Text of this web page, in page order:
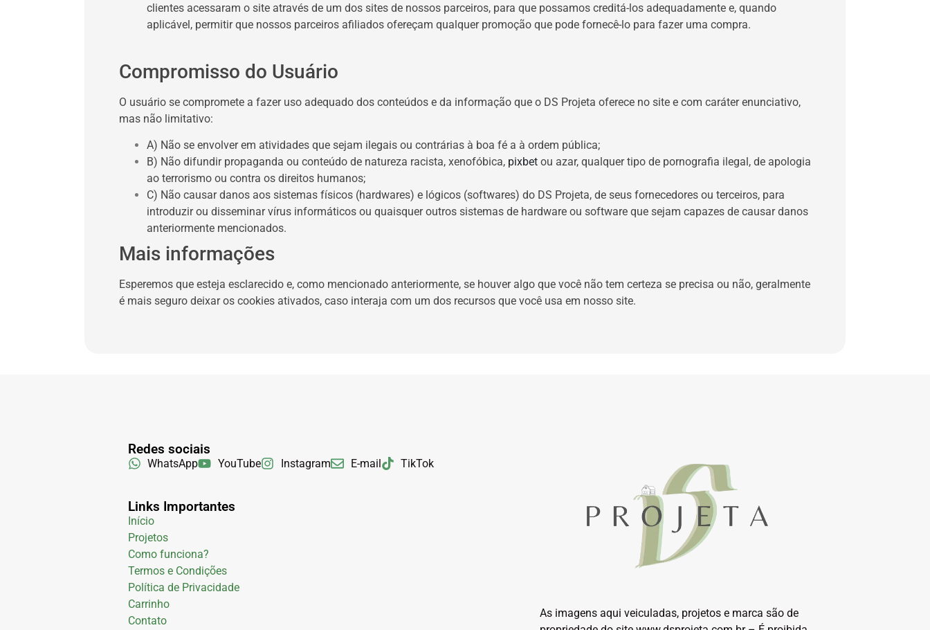
clientes acessaram o site através de um dos sites de nossos parceiros, para que possamos creditá-los adequadamente e, quando
aplicável, permitir que nossos parceiros afiliados ofereçam qualquer promoção que pode fornecê-lo para fazer uma compra.
Compromisso do Usuário
O usuário se compromete a fazer uso adequado dos conteúdos e da informação que o DS Projeta oferece no site e com caráter enunciativo,
mas não limitativo:
A) Não se envolver em atividades que sejam ilegais ou contrárias à boa fé a à ordem pública;
B) Não difundir propaganda ou conteúdo de natureza racista, xenofóbica, pixbet ou azar, qualquer tipo de pornografia ilegal, de apologia
ao terrorismo ou contra os direitos humanos;
C) Não causar danos aos sistemas físicos (hardwares) e lógicos (softwares) do DS Projeta, de seus fornecedores ou terceiros, para
introduzir ou disseminar vírus informáticos ou quaisquer outros sistemas de hardware ou software que sejam capazes de causar danos
anteriormente mencionados.
Mais informações
Esperemos que esteja esclarecido e, como mencionado anteriormente, se houver algo que você não tem certeza se precisa ou não, geralmente
é mais seguro deixar os cookies ativados, caso interaja com um dos recursos que você usa em nosso site.
Redes sociais
WhatsApp YouTube Instagram E-mail TikTok
Links Importantes
Início
Projetos
Como funciona?
Termos e Condições
Política de Privacidade
Carrinho
Contato
As imagens aqui veiculadas, projetos e marca são de